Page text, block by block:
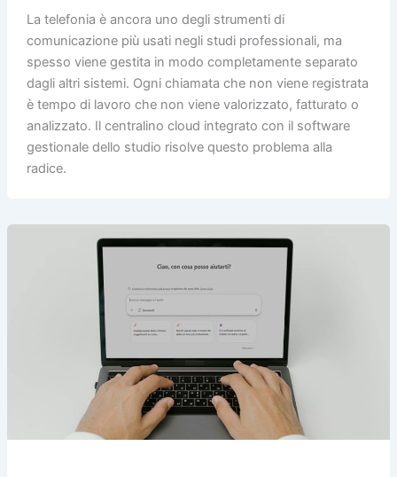
La telefonia è ancora uno degli strumenti di
comunicazione più usati negli studi professionali, ma
spesso viene gestita in modo completamente separato
dagli altri sistemi. Ogni chiamata che non viene registrata
è tempo di lavoro che non viene valorizzato, fatturato o
analizzato. Il centralino cloud integrato con il software
gestionale dello studio risolve questo problema alla
radice.